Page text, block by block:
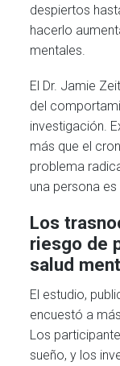
despiertos
hacerlo
mentales.
El Dr. Jamie
del
investigación.
más que el
problema
una persona
Los
riesgo de
salud
El estudio,
encuestó a
Los
sueño, y los